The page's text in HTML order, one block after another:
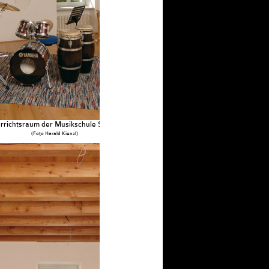
der Musikschule Sterzing
(Foto Harald Kienzl)